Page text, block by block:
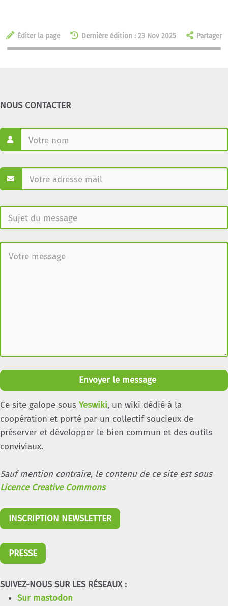
Éditer la page Dernière édition : 23 Nov 2025 Partager
NOUS CONTACTER
Envoyer le message
Ce site galope sous Yeswiki, un wiki dédié à la
coopération et porté par un collectif soucieux de
préserver et développer le bien commun et des outils
conviviaux.
Sauf mention contraire, le contenu de ce site est sous
Licence Creative Commons
INSCRIPTION NEWSLETTER
PRESSE
SUIVEZ-NOUS SUR LES RÉSEAUX :
Sur mastodon